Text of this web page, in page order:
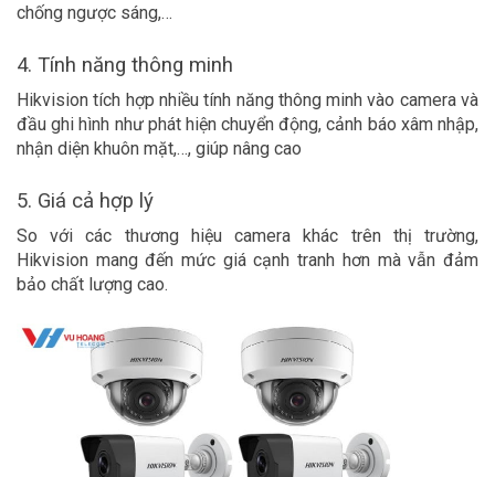
chống ngược sáng,…
4. Tính năng thông minh
Hikvision tích hợp nhiều tính năng thông minh vào camera và
đầu ghi hình như phát hiện chuyển động, cảnh báo xâm nhập,
nhận diện khuôn mặt,…, giúp nâng cao
5. Giá cả hợp lý
So với các thương hiệu camera khác trên thị trường,
Hikvision mang đến mức giá cạnh tranh hơn mà vẫn đảm
bảo chất lượng cao.